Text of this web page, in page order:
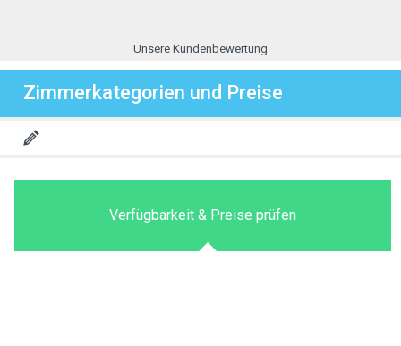
Unsere Kundenbewertung
Zimmerkategorien und Preise
Verfügbarkeit & Preise prüfen